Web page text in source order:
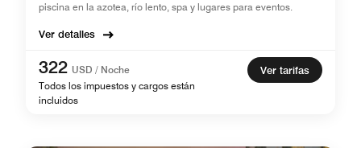
piscina en la azotea, río lento, spa y lugares para eventos.
Ver detalles
322 USD / Noche
Todos los impuestos y cargos están
incluidos
Ver tarifas